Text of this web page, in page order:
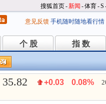
搜狐首页-新闻 -体育-S
意见反馈 手机随时随地看行情
个 股
个 股 指 数
指 数
35.82 +0.03 0.08%